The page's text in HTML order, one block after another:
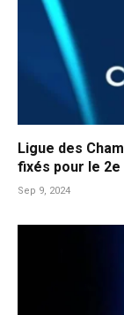
Ligue des
fixés pour le
Sep 9, 2024